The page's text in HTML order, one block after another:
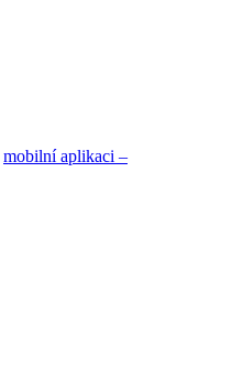
mobilní aplikaci –